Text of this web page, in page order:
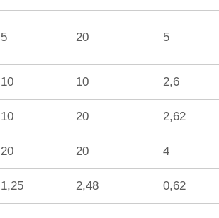
5 20 5
10 10 2,6
10 20 2,62
20 20 4
1,25 2,48 0,62